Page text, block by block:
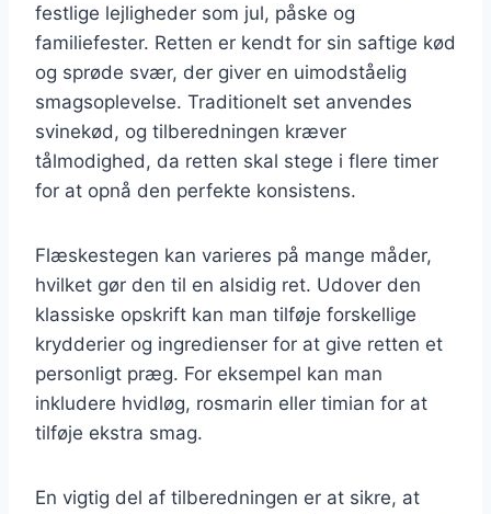
festlige lejligheder som jul, påske og
familiefester. Retten er kendt for sin saftige kød
og sprøde svær, der giver en uimodståelig
smagsoplevelse. Traditionelt set anvendes
svinekød, og tilberedningen kræver
tålmodighed, da retten skal stege i flere timer
for at opnå den perfekte konsistens.
Flæskestegen kan varieres på mange måder,
hvilket gør den til en alsidig ret. Udover den
klassiske opskrift kan man tilføje forskellige
krydderier og ingredienser for at give retten et
personligt præg. For eksempel kan man
inkludere hvidløg, rosmarin eller timian for at
tilføje ekstra smag.
En vigtig del af tilberedningen er at sikre, at